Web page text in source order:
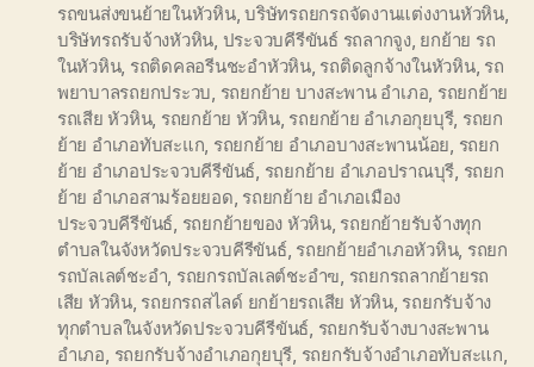
รถขนส่งขนย้ายในหัวหิน,บริษัทรถยกรถจัดงานแต่งงานหัวหิน,
บริษัทรถรับจ้างหัวหิน ประจวบคีรีขันธ์ รถลากจูง, ยกย้าย รถ
ในหัวหิน, รถติดคลอรีนชะอำหัวหิน, รถติดลูกจ้างในหัวหิน, รถ
พยาบาลรถยกประวบ รถยกย้าย บางสะพาน อำเภอ รถยกย้าย
รถเสีย หัวหิน, รถยกย้าย หัวหิน, รถยกย้าย อำเภอกุยบุรี, รถยก
ย้าย อำเภอทับสะแก รถยกย้าย อำเภอบางสะพานน้อย รถยก
ย้าย อำเภอประจวบคีรีขันธ์ รถยกย้าย อำเภอปราณบุรี รถยก
ย้าย อำเภอสามร้อยยอด รถยกย้าย อำเภอเมือง
ประจวบคีรีขันธ์ รถยกย้ายของ หัวหิน, รถยกย้ายรับจ้างทุก
ตำบลในจังหวัดประจวบคีรีขันธ์, รถยกย้ายอำเภอหัวหิน, รถยก
รถบัลเลต์ชะอำ รถยกรถบัลเลต์ชะอำฃ รถยกรถลากย้ายรถ
เสีย หัวหิน, รถยกรถสไลด์ ยกย้ายรถเสีย หัวหิน, รถยกรับจ้าง
ทุกตำบลในจังหวัดประจวบคีรีขันธ์ รถยกรับจ้างบางสะพาน
อำเภอ รถยกรับจ้างอำเภอกุยบุรี รถยกรับจ้างอำเภอทับสะแก